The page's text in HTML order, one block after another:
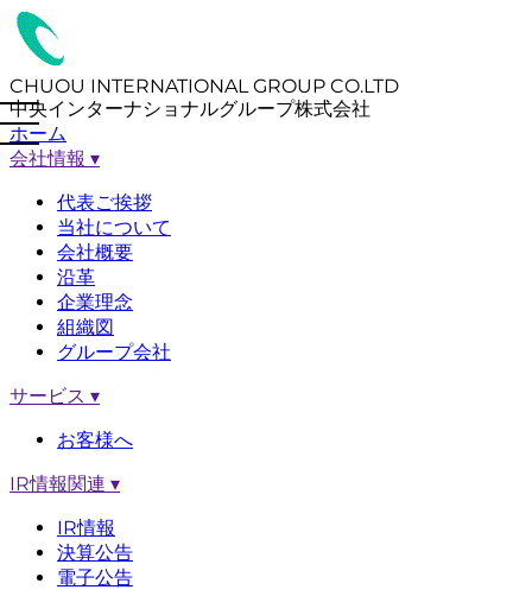
CHUOU INTERNATIONAL GROUP CO.LTD
中央インターナショナルグループ株式会社
ホーム
会社情報 ▾
代表ご挨拶
当社について
会社概要
沿革
企業理念
組織図
グループ会社
サービス ▾
お客様へ
IR情報関連 ▾
IR情報
決算公告
電子公告